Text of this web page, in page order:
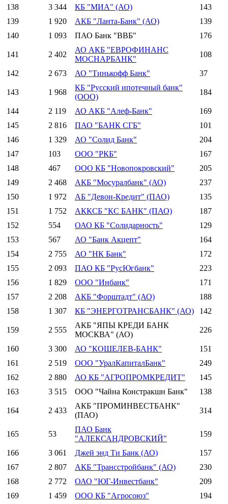
138
3 344 КБ "МИА" (АО)
143
139
1 920 АКБ "Ланта-Банк" (АО)
139
140
1 093 ПАО Банк "ВВБ" 176
141 2 402
АО АКБ "ЕВРОФИНАНС
МОСНАРБАНК"
108
142 2 673 АО "Тинькофф Банк" 37
143 1 968
КБ "Русский ипотечный банк"
(ООО)
184
144 2 119 АО АКБ "Алеф-Банк"
169
145
2 816 ПАО "БАНК СГБ"
101
146
1 329 АО "Солид Банк"
204
147
103 ООО "РКБ"
167
148
467 ООО КБ "Новопокровский"
205
149
2 468 АКБ "Мосуралбанк" (АО)
237
150
1 972 АБ "Девон-Кредит" (ПАО)
135
151
1 752 АККСБ "КС БАНК" (ПАО)
187
152
554 ОАО КБ "Солидарность"
129
153
567 АО "Банк Акцепт"
164
154
2 755 АО "НК Банк"
172
155
2 093 ПАО КБ "РусЮгбанк"
223
156
1 829 ООО "Инбанк"
171
157
2 208 АКБ "Форштадт" (АО)
188
158
1 307 КБ "ЭНЕРГОТРАНСБАНК" (АО) 142
159 2 555
АКБ "ЯПЫ КРЕДИ БАНК
МОСКВА" (АО)
226
160 3 300 АО "КОШЕЛЕВ-БАНК"
151
161
2 519 ООО "УралКапиталБанк"
249
162
2 880 АО КБ "АГРОПРОМКРЕДИТ"
145
163
3 515 ООО "Чайна Констракшн Банк" 138
164 2 433
АКБ "ПРОМИНВЕСТБАНК"
(ПАО)
314
165 53
ПАО Банк
"АЛЕКСАНДРОВСКИЙ"
159
166 3 061 Джей энд Ти Банк (АО)
157
167
2 807 АКБ "Трансстройбанк" (АО)
230
168
2 772 ОАО "ЮГ-Инвестбанк"
209
169
1 459 ООО КБ "Агросоюз"
194